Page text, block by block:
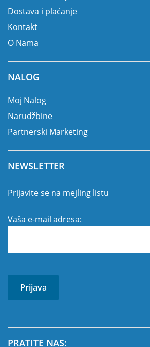
Dostava i plaćanje
Kontakt
O Nama
NALOG
Moj Nalog
Narudžbine
Partnerski Marketing
NEWSLETTER
Prijavite se na mejling listu
Vaša e-mail adresa:
PRATITE NAS: